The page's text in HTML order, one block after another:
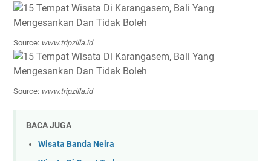
Source: www.tripzilla.id
Source: www.tripzilla.id
BACA JUGA
Wisata Banda Neira